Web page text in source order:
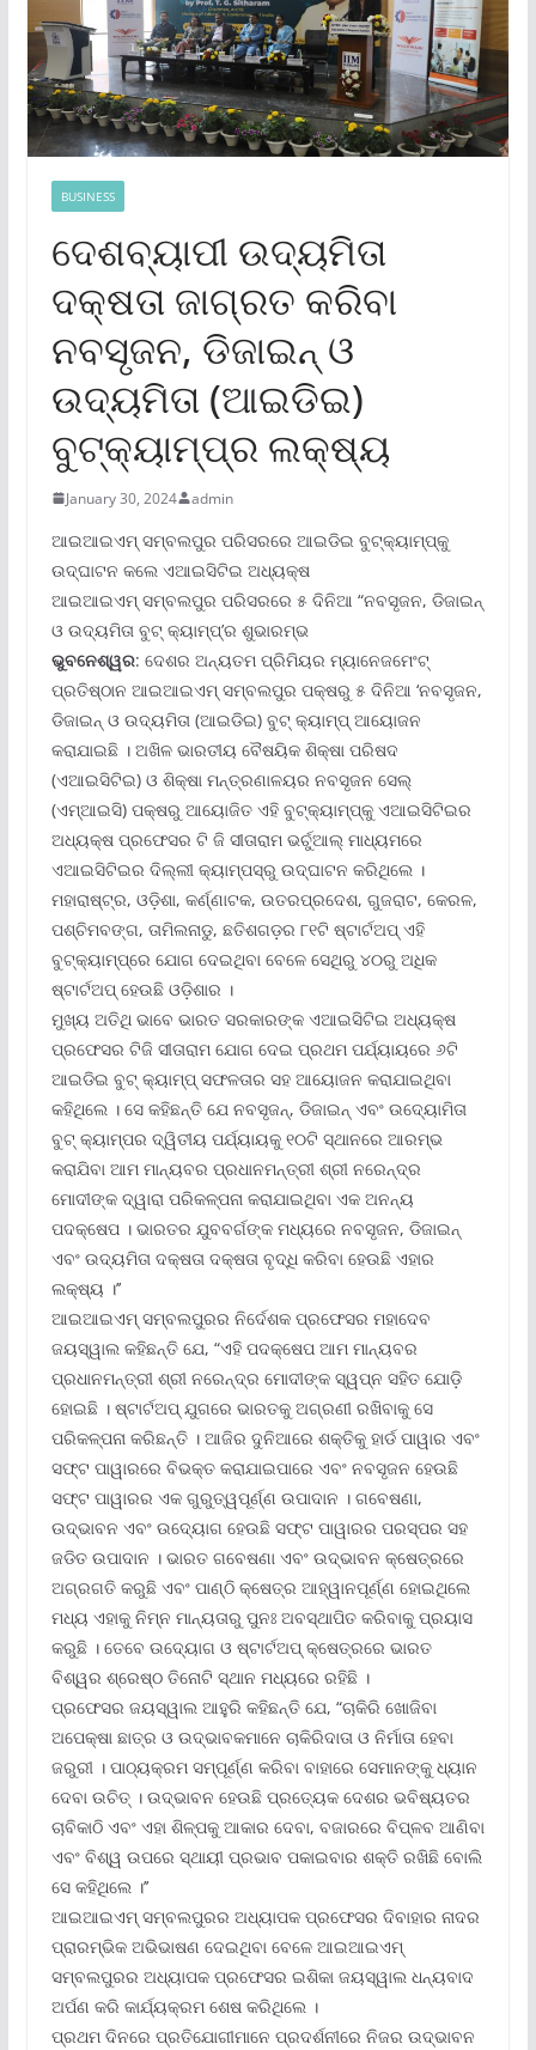
BUSINESS
ଦେଶବ୍ୟାପୀ ଉଦ୍ୟମିତା
ଦକ୍ଷତା ଜାଗ୍ରତ କରିବା
ନବସୃଜନ, ଡିଜାଇନ୍ ଓ
ଉଦ୍ୟମିତା (ଆଇଡିଇ)
ବୁଟ୍‌କ୍ୟାମ୍ପ୍‌ର ଲକ୍ଷ୍ୟ
January 30, 2024 admin
ଆଇଆଇଏମ୍ ସମ୍ବଲପୁର ପରିସରରେ ଆଇଡିଇ ବୁଟ୍‌କ୍ୟାମ୍ପ୍‌କୁ
ଉଦ୍‌ଘାଟନ କଲେ ଏଆଇସିଟିଇ ଅଧ୍ୟକ୍ଷ
ଆଇଆଇଏମ୍ ସମ୍ବଲପୁର ପରିସରରେ ୫ ଦିନିଆ “ନବସୃଜନ, ଡିଜାଇନ୍
ଓ ଉଦ୍ୟମିତା ବୁଟ୍ କ୍ୟାମ୍ପ୍‌’ର ଶୁଭାରମ୍ଭ
ଭୁବନେଶ୍ୱର: ଦେଶର ଅନ୍ୟତମ ପ୍ରିମିୟର ମ୍ୟାନେଜମେଂଟ୍
ପ୍ରତିଷ୍ଠାନ ଆଇଆଇଏମ୍ ସମ୍ବଲପୁର ପକ୍ଷରୁ ୫ ଦିନିଆ ‘ନବସୃଜନ,
ଡିଜାଇନ୍ ଓ ଉଦ୍ୟମିତା (ଆଇଡିଇ) ବୁଟ୍ କ୍ୟାମ୍ପ୍ ଆୟୋଜନ
କରାଯାଇଛି । ଅଖିଳ ଭାରତୀୟ ବୈଷୟିକ ଶିକ୍ଷା ପରିଷଦ
(ଏଆଇସିଟିଇ) ଓ ଶିକ୍ଷା ମନ୍ତ୍ରଣାଳୟର ନବସୃଜନ ସେଲ୍
(ଏମ୍‌ଆଇସି) ପକ୍ଷରୁ ଆୟୋଜିତ ଏହି ବୁଟ୍‌କ୍ୟାମ୍ପ୍‌କୁ ଏଆଇସିଟିଇର
ଅଧ୍ୟକ୍ଷ ପ୍ରଫେସର ଟି ଜି ସୀତାରାମ ଭର୍ଚୁଆଲ୍ ମାଧ୍ୟମରେ
ଏଆଇସିଟିଇର ଦିଲ୍ଲୀ କ୍ୟାମ୍ପସ୍‌ରୁ ଉଦ୍‌ଘାଟନ କରିଥିଲେ ।
ମହାରାଷ୍ଟ୍ର, ଓଡ଼ିଶା, କର୍ଣ୍ଣାଟକ, ଉତରପ୍ରଦେଶ, ଗୁଜରାଟ, କେରଳ,
ପଶ୍ଚିମବଙ୍ଗ, ତାମିଲନାଡୁ, ଛତିଶଗଡ଼ର ୮୧ଟି ଷ୍ଟାର୍ଟଅପ୍ ଏହି
ବୁଟ୍‌କ୍ୟାମ୍ପ୍‌ରେ ଯୋଗ ଦେଇଥିବା ବେଳେ ସେଥିରୁ ୪୦ରୁ ଅଧିକ
ଷ୍ଟାର୍ଟଅପ୍ ହେଉଛି ଓଡ଼ିଶାର ।
ମୁଖ୍ୟ ଅତିଥି ଭାବେ ଭାରତ ସରକାରଙ୍କ ଏଆଇସିଟିଇ ଅଧ୍ୟକ୍ଷ
ପ୍ରଫେସର ଟିଜି ସୀତାରାମ ଯୋଗ ଦେଇ ପ୍ରଥମ ପର୍ଯ୍ୟାୟରେ ୬ଟି
ଆଇଡିଇ ବୁଟ୍ କ୍ୟାମ୍ପ୍ ସଫଳତାର ସହ ଆୟୋଜନ କରାଯାଇଥିବା
କହିଥିଲେ । ସେ କହିଛନ୍ତି ଯେ ନବସୃଜନ୍‌, ଡିଜାଇନ୍ ଏବଂ ଉଦ୍ୟୋମିତା
ବୁଟ୍ କ୍ୟାମ୍ପର ଦ୍ୱିତୀୟ ପର୍ଯ୍ୟାୟକୁ ୧୦ଟି ସ୍ଥାନରେ ଆରମ୍ଭ
କରାଯିବା ଆମ ମାନ୍ୟବର ପ୍ରଧାନମନ୍ତ୍ରୀ ଶ୍ରୀ ନରେନ୍ଦ୍ର
ମୋଦୀଙ୍କ ଦ୍ୱାରା ପରିକଳ୍ପନା କରାଯାଇଥିବା ଏକ ଅନନ୍ୟ
ପଦକ୍ଷେପ । ଭାରତର ଯୁବବର୍ଗଙ୍କ ମଧ୍ୟରେ ନବସୃଜନ, ଡିଜାଇନ୍
ଏବଂ ଉଦ୍ୟମିତା ଦକ୍ଷତା ଦକ୍ଷତା ବୃଦ୍ଧି କରିବା ହେଉଛି ଏହାର
ଲକ୍ଷ୍ୟ ।’’
ଆଇଆଇଏମ୍ ସମ୍ବଲପୁରର ନିର୍ଦେଶକ ପ୍ରଫେସର ମହାଦେବ
ଜୟସ୍ୱାଲ କହିଛନ୍ତି ଯେ, “ଏହି ପଦକ୍ଷେପ ଆମ ମାନ୍ୟବର
ପ୍ରଧାନମନ୍ତ୍ରୀ ଶ୍ରୀ ନରେନ୍ଦ୍ର ମୋଦୀଙ୍କ ସ୍ୱପ୍ନ ସହିତ ଯୋଡ଼ି
ହୋଇଛି । ଷ୍ଟାର୍ଟଅପ୍ ଯୁଗରେ ଭାରତକୁ ଅଗ୍ରଣୀ ରଖିବାକୁ ସେ
ପରିକଳ୍ପନା କରିଛନ୍ତି । ଆଜିର ଦୁନିଆରେ ଶକ୍ତିକୁ ହାର୍ଡ ପାୱାର ଏବଂ
ସଫ୍ଟ ପାୱାରରେ ବିଭକ୍ତ କରାଯାଇପାରେ ଏବଂ ନବସୃଜନ ହେଉଛି
ସଫ୍ଟ ପାୱାରର ଏକ ଗୁରୁତ୍ୱପୂର୍ଣ୍ଣ ଉପାଦାନ । ଗବେଷଣା,
ଉଦ୍ଭାବନ ଏବଂ ଉଦ୍ୟୋଗ ହେଉଛି ସଫ୍ଟ ପାୱାରର ପରସ୍ପର ସହ
ଜଡିତ ଉପାଦାନ । ଭାରତ ଗବେଷଣା ଏବଂ ଉଦ୍ଭାବନ କ୍ଷେତ୍ରରେ
ଅଗ୍ରଗତି କରୁଛି ଏବଂ ପାଣ୍ଠି କ୍ଷେତ୍ର ଆହ୍ୱାନପୂର୍ଣ୍ଣ ହୋଇଥିଲେ
ମଧ୍ୟ ଏହାକୁ ନିମ୍ନ ମାନ୍ୟତାରୁ ପୁନଃ ଅବସ୍ଥାପିତ କରିବାକୁ ପ୍ରୟାସ
କରୁଛି । ତେବେ ଉଦ୍ୟୋଗ ଓ ଷ୍ଟାର୍ଟଅପ୍ କ୍ଷେତ୍ରରେ ଭାରତ
ବିଶ୍ୱର ଶ୍ରେଷ୍ଠ ତିନୋଟି ସ୍ଥାନ ମଧ୍ୟରେ ରହିଛି ।
ପ୍ରଫେସର ଜୟସ୍ୱାଲ ଆହୁରି କହିଛନ୍ତି ଯେ, “ଚାକିରି ଖୋଜିବା
ଅପେକ୍ଷା ଛାତ୍ର ଓ ଉଦ୍ଭାବକମାନେ ଚାକିରିଦାତା ଓ ନିର୍ମାତା ହେବା
ଜରୁରୀ । ପାଠ୍ୟକ୍ରମ ସମ୍ପୂର୍ଣ୍ଣ କରିବା ବାହାରେ ସେମାନଙ୍କୁ ଧ୍ୟାନ
ଦେବା ଉଚିତ୍ । ଉଦ୍ଭାବନ ହେଉଛି ପ୍ରତ୍ୟେକ ଦେଶର ଭବିଷ୍ୟତର
ଚାବିକାଠି ଏବଂ ଏହା ଶିଳ୍ପକୁ ଆକାର ଦେବା, ବଜାରରେ ବିପ୍ଳବ ଆଣିବା
ଏବଂ ବିଶ୍ୱ ଉପରେ ସ୍ଥାୟୀ ପ୍ରଭାବ ପକାଇବାର ଶକ୍ତି ରଖିଛି ବୋଲି
ସେ କହିଥିଲେ ।’’
ଆଇଆଇଏମ୍ ସମ୍ବଲପୁରର ଅଧ୍ୟାପକ ପ୍ରଫେସର ଦିବାହାର ନାଦର
ପ୍ରାରମ୍ଭିକ ଅଭିଭାଷଣ ଦେଇଥିବା ବେଳେ ଆଇଆଇଏମ୍
ସମ୍ବଲପୁରର ଅଧ୍ୟାପକ ପ୍ରଫେସର ଇଶିକା ଜୟସ୍ୱାଲ ଧନ୍ୟବାଦ
ଅର୍ପଣ କରି କାର୍ଯ୍ୟକ୍ରମ ଶେଷ କରିଥିଲେ ।
ପ୍ରଥମ ଦିନରେ ପ୍ରତିଯୋଗୀମାନେ ପ୍ରଦର୍ଶନୀରେ ନିଜର ଉଦ୍ଭାବନ